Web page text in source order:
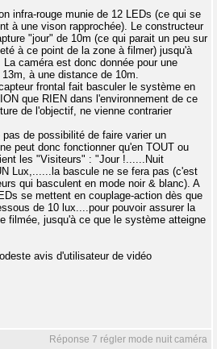
infra-rouge munie de 12 LEDs (ce qui se
à une vison rapprochée). Le constructeur
"jour" de 10m (ce qui parait un peu sur
à ce point de la zone à filmer) jusqu'à
caméra est donc donnée pour une
à une distance de 10m.
frontal fait basculer le système en
que RIEN dans l'environnement de ce
de l'objectif, ne vienne contrarier
pas de possibilité de faire varier un
peut donc fonctionner qu'en TOUT ou
les "Visiteurs" : "Jour !......Nuit
Lux,......la bascule ne se fera pas (c'est
qui basculent en mode noir & blanc). A
se mettent en couplage-action dès que
de 10 lux....pour pouvoir assurer la
filmée, jusqu'à ce que le système atteigne
avis d'utilisateur de vidéo
Réponse 7 régler mode nuit caméra